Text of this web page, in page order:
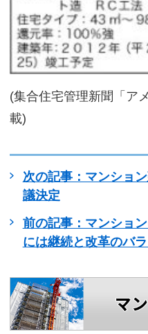
(集合住宅管理新聞「ア
載)
次の記事：マンショ
議決定
前の記事：マンショ
には継続と改革のバ